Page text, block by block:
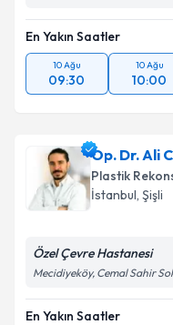
En Yakın Saatler
10 Ağu
09:30
10 Ağu
10:00
Op. Dr. Ali
Plastik
İstanbul, Şişli
Özel Çevre Hastanesi
Mecidiyeköy, Cemal Sahir
En Yakın Saatler